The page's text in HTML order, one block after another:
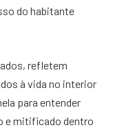
do habitante
refletem
à vida no interior
para entender
e mitificado dentro